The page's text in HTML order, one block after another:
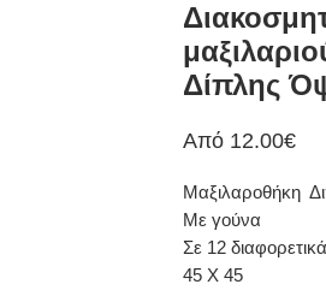
Δίπλης
Από 12.00€Τιμή
Μαξιλαροθήκη
Με γούνα
Σε 12
45 Χ 45